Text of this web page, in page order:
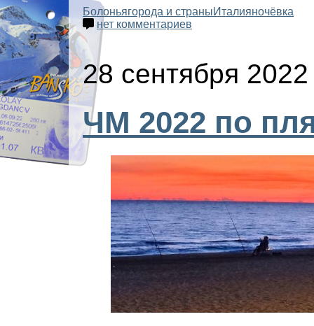
Болоньягорода и страныИталияночёвка
нет комментариев
28 сентября 2022
ЧМ 2022 по